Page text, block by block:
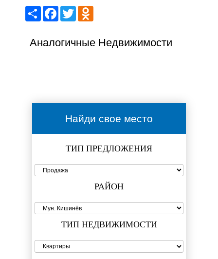
ShareFacebook
Twitter
Аналогичные Недвижимости
Найди свое место
ТИП ПРЕДЛОЖЕНИЯ
РАЙОН
ТИП НЕДВИЖИМОСТИ